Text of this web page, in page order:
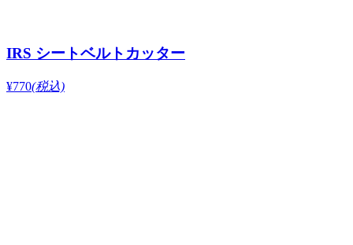
IRS シートベルトカッター
¥770(税込)